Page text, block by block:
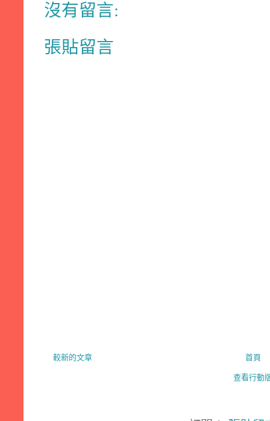
沒有留言:
張貼留言
較新的文章 首頁
查看行動